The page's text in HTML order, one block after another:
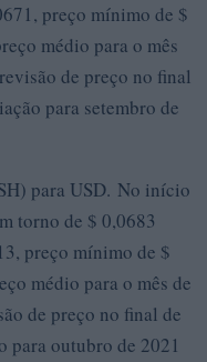
preço mínimo de $
médio para o mês
de preço no final
para setembro de
para USD. No início
torno de $ 0,0683
preço mínimo de $
médio para o mês de
de preço no final de
para outubro de 2021